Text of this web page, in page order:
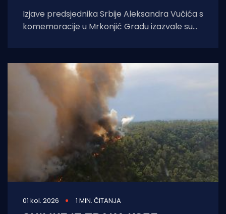
Izjave predsjednika Srbije Aleksandra Vučića s
komemoracije u Mrkonjić Gradu izazvale su
01 kol. 2026 1 MIN. ČITANJA